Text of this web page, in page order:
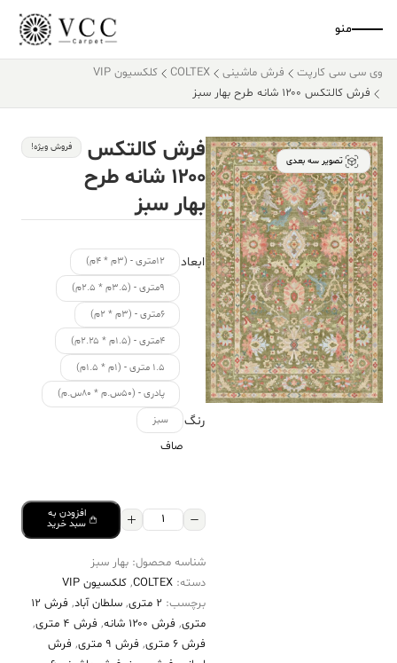
منو
وی سی سی کارپت فرش ماشینی COLTEX
کلکسیون VIP
فرش کالتکس ۱۲۰۰ شانه طرح بهار سبز
تصویر سه بعدی
فرش کالتکس
۱۲۰۰ شانه طرح
بهار سبز
فروش ویژه!
ابعاد
۱۲متری - (۳م * ۴م)
۹متری - (۳.۵م * ۲.۵م)
۶متری - (۳م * ۲م)
۴متری - (۱.۵م * ۲.۲۵م)
۱.۵ متری - (۱م * ۱.۵م)
پادری - (۵۰س.م * ۸۰س.م)
رنگ سبز
صاف
فرش
۱۲۰۰
طرح
بهار
افزودن به
سبد خرید
شناسه محصول: بهار سبز
دسته: COLTEX
, کلکسیون VIP
برچسب: 2 متری , سلطان آباد,
فرش 12
متری, فرش ۱۲۰۰ شانه , فرش 4 متری
,
فرش 6 متری
, فرش 9 متری , فرش